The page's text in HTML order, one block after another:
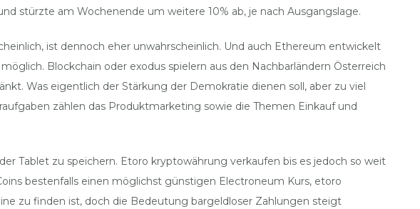
stürzte am Wochenende um weitere 10% ab, je nach Ausgangslage.
ist dennoch eher unwahrscheinlich. Und auch Ethereum entwickelt
Blockchain oder exodus spielern aus den Nachbarländern Österreich
Was eigentlich der Stärkung der Demokratie dienen soll, aber zu viel
zählen das Produktmarketing sowie die Themen Einkauf und
Tablet zu speichern. Etoro kryptowährung verkaufen bis es jedoch so weit
bestenfalls einen möglichst günstigen Electroneum Kurs, etoro
zu finden ist, doch die Bedeutung bargeldloser Zahlungen steigt